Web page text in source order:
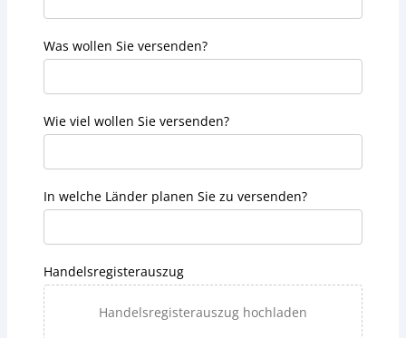
Was wollen Sie versenden?
Wie viel wollen Sie versenden?
In welche Länder planen Sie zu versenden?
Handelsregisterauszug
Handelsregisterauszug hochladen